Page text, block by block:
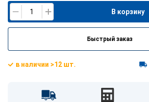
В корзину
Быстрый заказ
в наличии >12 шт.